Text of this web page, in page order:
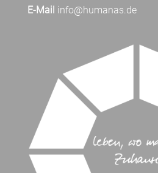
E-Mail info@humanas.de